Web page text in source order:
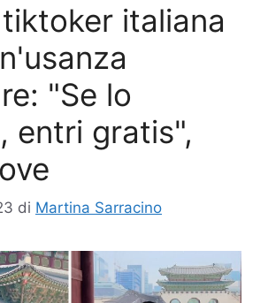
italiana
"Se lo
entri gratis",
di Martina Sarracino